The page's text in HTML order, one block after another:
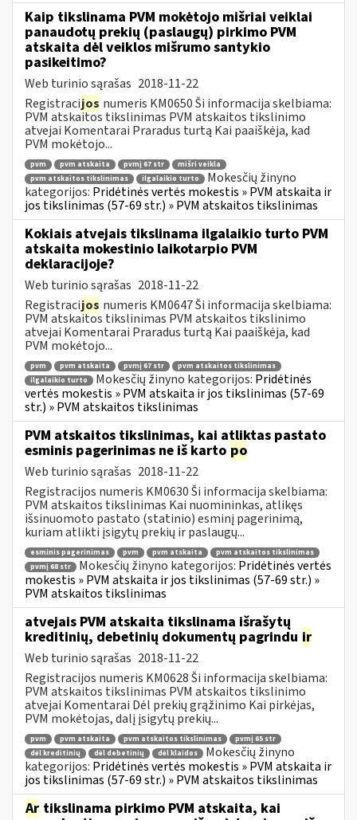
Kaip tikslinama PVM mokėtojo mišriai veiklai
panaudotų prekių (paslaugų) pirkimo PVM
atskaita dėl veiklos mišrumo santykio
pasikeitimo?
Web turinio sąrašas 2018-11-22
Registracijos numeris KM0650 Ši informacija skelbiama:
PVM atskaitos tikslinimas PVM atskaitos tikslinimo
atvejai Komentarai Praradus turtą Kai paaiškėja, kad
PVM mokėtojo...
pvm pvm atskaita pvmį 67 str
mišri veikla
pvm atskaitos tikslinimas
ilgalaikio turto
Mokesčių žinyno
kategorijos: Pridėtinės vertės mokestis » PVM atskaita ir
jos tikslinimas (57-69 str.) » PVM atskaitos tikslinimas
Kokiais atvejais tikslinama ilgalaikio turto PVM
atskaita mokestinio laikotarpio PVM
deklaracijoje?
Web turinio sąrašas 2018-11-22
Registracijos numeris KM0647 Ši informacija skelbiama:
PVM atskaitos tikslinimas PVM atskaitos tikslinimo
atvejai Komentarai Praradus turtą Kai paaiškėja, kad
PVM mokėtojo...
pvm pvm atskaita pvmį 67 str
pvm atskaitos tikslinimas
ilgalaikio turto
Mokesčių žinyno kategorijos: Pridėtinės
vertės mokestis » PVM atskaita ir jos tikslinimas (57-69
str.) » PVM atskaitos tikslinimas
PVM atskaitos tikslinimas, kai atliktas pastato
esminis pagerinimas ne iš karto po
Web turinio sąrašas 2018-11-22
Registracijos numeris KM0630 Ši informacija skelbiama:
PVM atskaitos tikslinimas Kai nuomininkas, atlikęs
išsinuomoto pastato (statinio) esminį pagerinimą,
kuriam atlikti įsigytų prekių ir paslaugų...
esminis pagerinimas pvm pvm atskaita
pvm atskaitos tikslinimas
pvmį 68 str
Mokesčių žinyno kategorijos: Pridėtinės vertės
mokestis » PVM atskaita ir jos tikslinimas (57-69 str.) »
PVM atskaitos tikslinimas
atvejais PVM atskaita tikslinama išrašytų
kreditinių, debetinių dokumentų pagrindu ir
Web turinio sąrašas 2018-11-22
Registracijos numeris KM0628 Ši informacija skelbiama:
PVM atskaitos tikslinimas PVM atskaitos tikslinimo
atvejai Komentarai Dėl prekių grąžinimo Kai pirkėjas,
PVM mokėtojas, dalį įsigytų prekių...
pvm pvm atskaita pvm atskaitos tikslinimas
pvmį 65 str
dėl kreditinių
dėl debetinių dėl klaidos
Mokesčių žinyno
kategorijos: Pridėtinės vertės mokestis » PVM atskaita ir
jos tikslinimas (57-69 str.) » PVM atskaitos tikslinimas
Ar tikslinama pirkimo PVM atskaita, kai